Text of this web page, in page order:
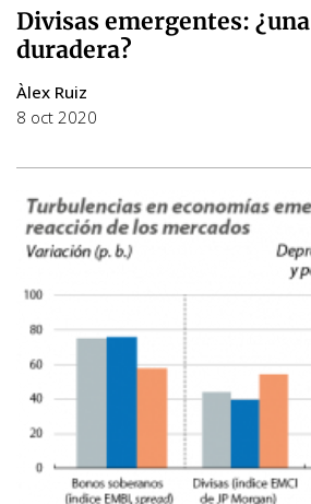
Divisas emergentes:
duradera?
Àlex Ruiz
8 oct 2020